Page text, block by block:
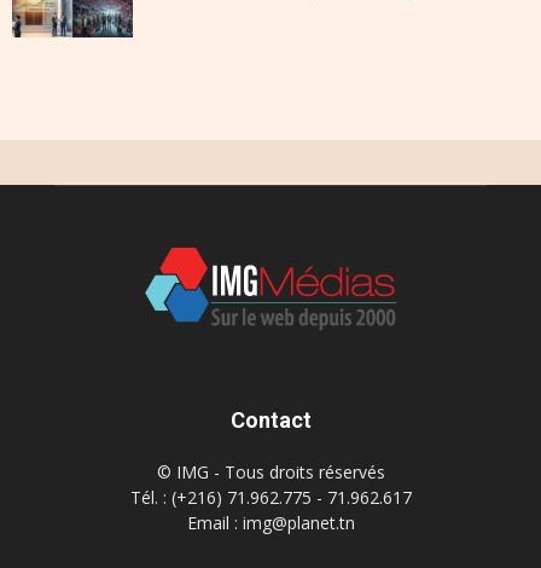
Contact
© IMG - Tous droits réservés
Tél. : (+216) 71.962.775 - 71.962.617
Email : img@planet.tn